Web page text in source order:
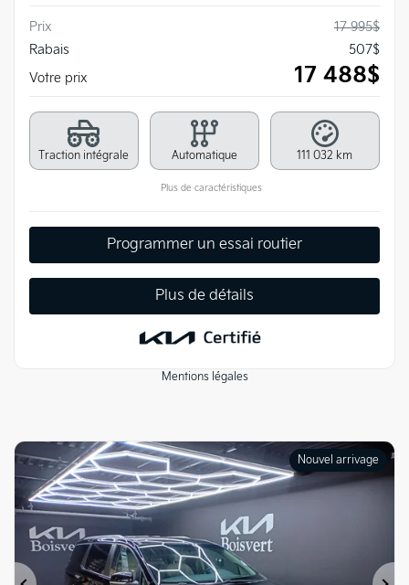
Prix 17 995$
Rabais
507$
Votre prix
17 488$
Traction intégrale Automatique 111 032 km
Plus de caractéristiques
Programmer un essai routier
Plus de détails
Mentions légales
Nouvel arrivage